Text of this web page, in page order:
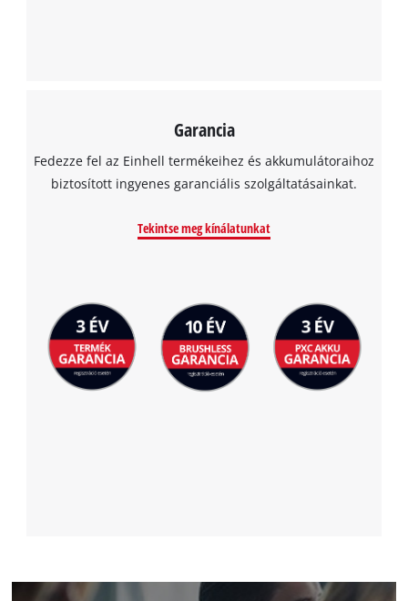
Garancia
Fedezze fel az Einhell termékeihez és akkumulátoraihoz
biztosított ingyenes garanciális szolgáltatásainkat.
Tekintse meg kínálatunkat